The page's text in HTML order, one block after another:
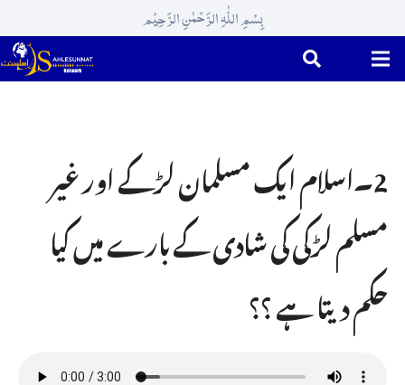
بِسْمِ اللّٰہِ الرَّحْمٰنِ الرَّحِیْم
2۔اسلام ایک مسلمان لڑکے اور غیر
مسلم لڑکی کی شادی کے بارے میں کیا
حکم دیتا ہے ؟؟